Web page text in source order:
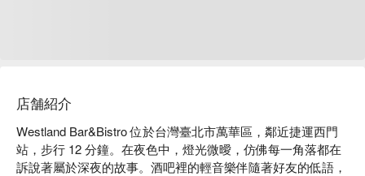
店舗紹介
Westland Bar&Bistro 位於台灣臺北市萬華區，鄰近捷運西門
站，步行 12 分鐘。在夜色中，燈光微曖，仿佛每一角落都在
訴說著屬於深夜的故事。酒吧裡的輕音樂伴隨著好友的低語，